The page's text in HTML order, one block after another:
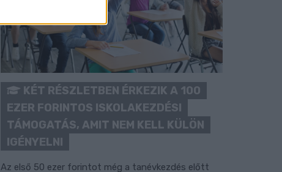
KÉT RÉSZLETBEN ÉRKEZIK A 100
EZER FORINTOS ISKOLAKEZDÉSI
TÁMOGATÁS, AMIT NEM KELL KÜLÖN
IGÉNYELNI
Az első 50 ezer forintot még a tanévkezdés előtt